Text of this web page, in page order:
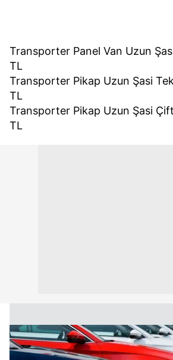
Transporter Panel Van Uzun
TL
Transporter Pikap Uzun Şasi
TL
Transporter Pikap Uzun Şasi
TL